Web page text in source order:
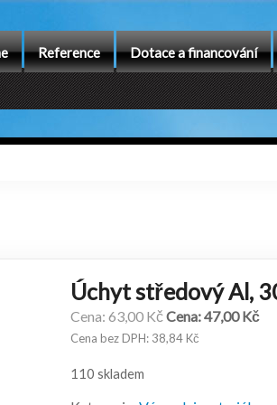
Reference Dotace a financování
Úchyt středový Al,
63,00 KčPůvodní
cena
47,00Kč
38,84Kč
110 skladem